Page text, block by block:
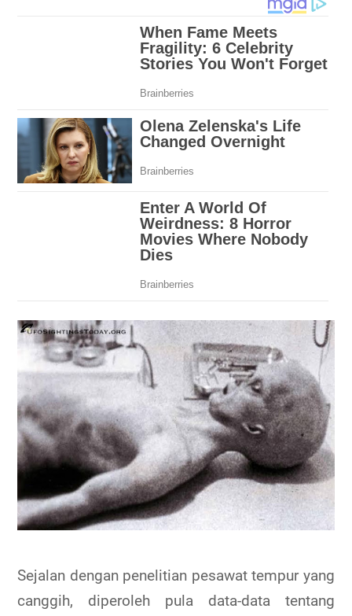
Sejalan dengan penelitian pesawat tempur yang
canggih, diperoleh pula data-data tentang